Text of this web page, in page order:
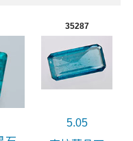
35287
5.05